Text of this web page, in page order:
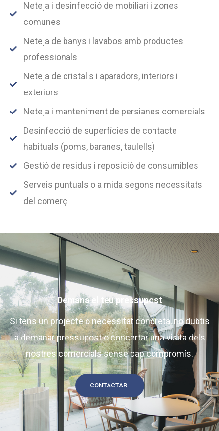
Neteja i desinfecció de mobiliari i zones
comunes
Neteja de banys i lavabos amb productes
professionals
Neteja de cristalls i aparadors, interiors i
exteriors
Neteja i manteniment de persianes comercials
Desinfecció de superfícies de contacte
habituals (poms, baranes, taulells)
Gestió de residus i reposició de consumibles
Serveis puntuals o a mida segons necessitats
del comerç
Demana el teu pressupost
Si tens un projecte o necessitat concreta, no dubtis
a demanar pressupost o concertar una visita dels
nostres comercials sense cap compromís.
CONTACTAR